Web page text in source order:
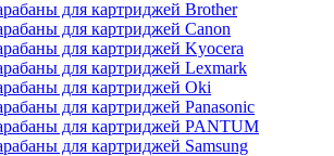
для картриджей Brother
для картриджей Canon
для картриджей Kyocera
для картриджей Lexmark
для картриджей Oki
для картриджей Panasonic
для картриджей PANTUM
для картриджей Samsung